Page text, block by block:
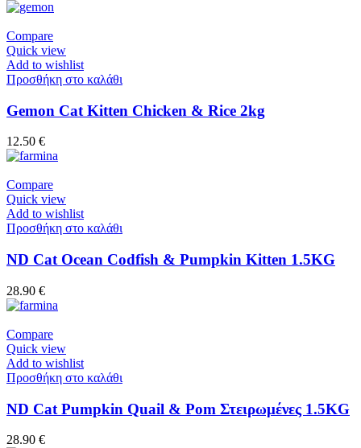
Compare
Quick view
Add to wishlist
Προσθήκη στο καλάθι
Gemon Cat Kitten Chicken & Rice 2kg
12.50 €
Compare
Quick view
Add to wishlist
Προσθήκη στο καλάθι
ND Cat Ocean Codfish & Pumpkin Kitten 1.5KG
28.90 €
Compare
Quick view
Add to wishlist
Προσθήκη στο καλάθι
ND Cat Pumpkin Quail & Pom Στειρωμένες 1.5KG
28.90 €